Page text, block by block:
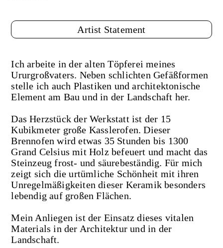
Artist Statement
Ich arbeite in der alten Töpferei meines
Ururgroßvaters. Neben schlichten Gefäßformen
stelle ich auch Plastiken und architektonische
Element am Bau und in der Landschaft her.
Das Herzstück der Werkstatt ist der 15
Kubikmeter große Kasslerofen. Dieser
Brennofen wird etwas 35 Stunden bis 1300
Grand Celsius mit Holz befeuert und macht das
Steinzeug frost- und säurebeständig. Für mich
zeigt sich die urtümliche Schönheit mit ihren
Unregelmäßigkeiten dieser Keramik besonders
lebendig auf großen Flächen.
Mein Anliegen ist der Einsatz dieses vitalen
Materials in der Architektur und in der
Landschaft.